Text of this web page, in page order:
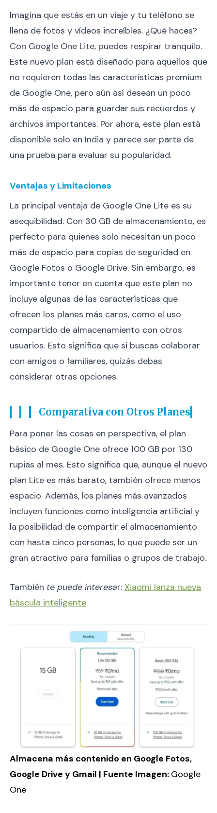
Imagina que estás en un viaje y tu teléfono se
llena de fotos y vídeos increíbles. ¿Qué haces?
Con Google One Lite, puedes respirar tranquilo.
Este nuevo plan está diseñado para aquellos que
no requieren todas las características premium
de Google One, pero aún así desean un poco
más de espacio para guardar sus recuerdos y
archivos importantes. Por ahora, este plan está
disponible solo en India y parece ser parte de
una prueba para evaluar su popularidad.
Ventajas y Limitaciones
La principal ventaja de Google One Lite es su
asequibilidad. Con 30 GB de almacenamiento, es
perfecto para quienes solo necesitan un poco
más de espacio para copias de seguridad en
Google Fotos o Google Drive. Sin embargo, es
importante tener en cuenta que este plan no
incluye algunas de las características que
ofrecen los planes más caros, como el uso
compartido de almacenamiento con otros
usuarios. Esto significa que si buscas colaborar
con amigos o familiares, quizás debas
considerar otras opciones.
Comparativa con Otros Planes
Para poner las cosas en perspectiva, el plan
básico de Google One ofrece 100 GB por 130
rupias al mes. Esto significa que, aunque el nuevo
plan Lite es más barato, también ofrece menos
espacio. Además, los planes más avanzados
incluyen funciones como inteligencia artificial y
la posibilidad de compartir el almacenamiento
con hasta cinco personas, lo que puede ser un
gran atractivo para familias o grupos de trabajo.
También te puede interesar: Xiaomi lanza nueva
báscula inteligente
Almacena más contenido en Google Fotos,
Google Drive y Gmail | Fuente Imagen: Google
One